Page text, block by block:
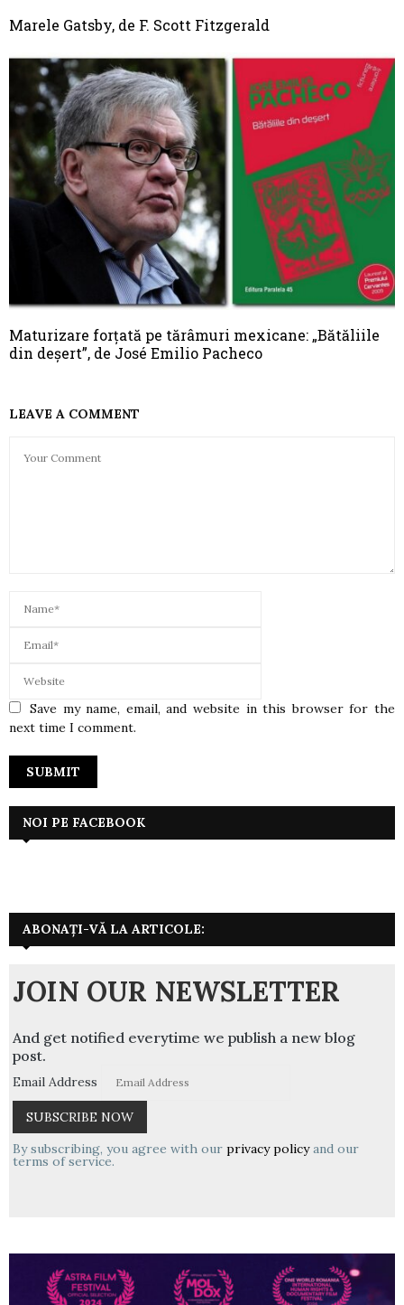
Marele Gatsby, de F. Scott Fitzgerald
Maturizare forțată pe tărâmuri mexicane: „Bătăliile
din deșert”, de José Emilio Pacheco
LEAVE A COMMENT
Save my name, email, and website in this browser for the
next time I comment.
NOI PE FACEBOOK
ABONAȚI-VĂ LA ARTICOLE:
JOIN OUR NEWSLETTER
And get notified everytime we publish a new blog
post.
Email Address
By subscribing, you agree with our privacy policyand our
terms of service.